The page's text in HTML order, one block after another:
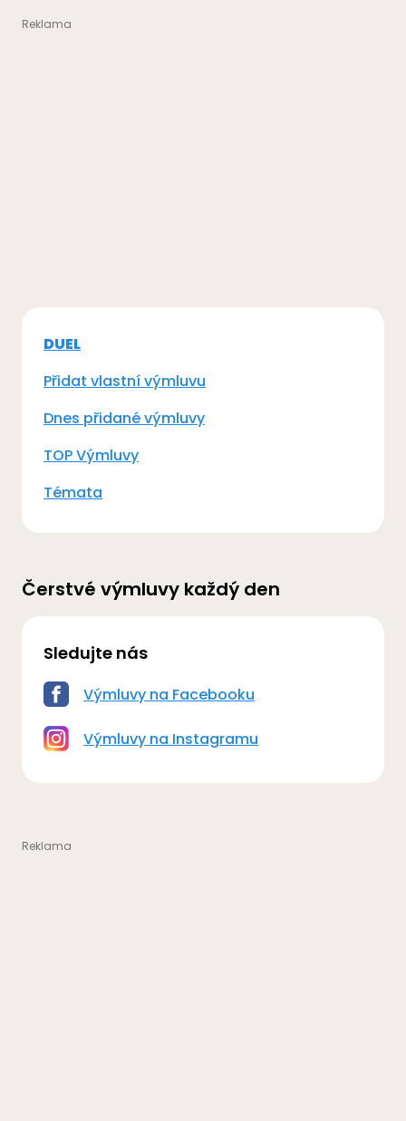
DUEL
Přidat vlastní výmluvu
Dnes přidané výmluvy
TOP Výmluvy
Témata
Čerstvé výmluvy každý den
Sledujte nás
Výmluvy na Facebooku
Výmluvy na Instagramu